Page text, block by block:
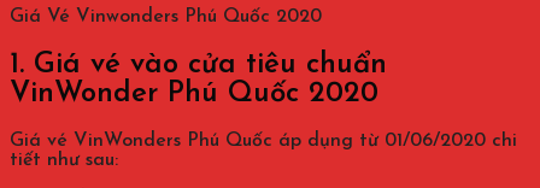
Giá Vé Vinwonders Phú Quốc 2020
1. Giá vé vào cửa tiêu chuẩn
VinWonder Phú Quốc 2020
Giá vé VinWonders Phú Quốc áp dụng từ 01/06/2020 chi
tiết như sau: